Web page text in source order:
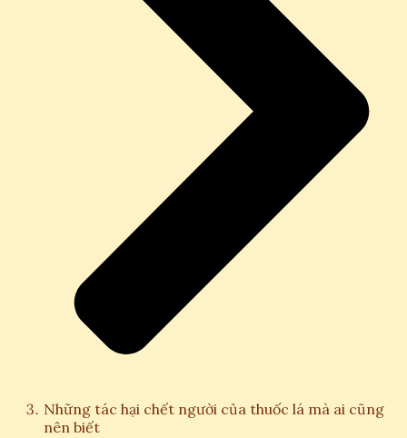
Những tác hại chết người của thuốc lá mà ai cũng
nên biết